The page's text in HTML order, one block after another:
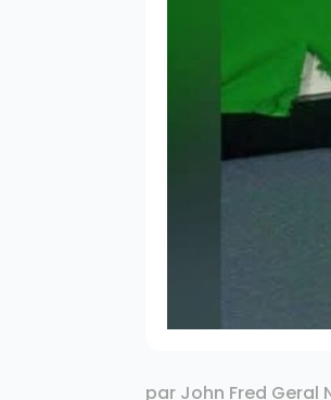
par John Fred Geral